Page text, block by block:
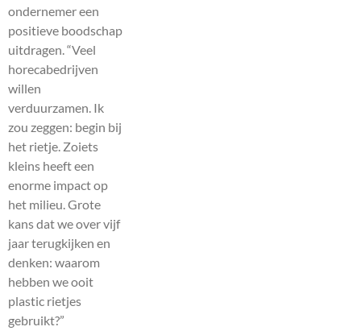
ondernemer een
positieve boodschap
uitdragen. “Veel
horecabedrijven
willen
verduurzamen. Ik
zou zeggen: begin bij
het rietje. Zoiets
kleins heeft een
enorme impact op
het milieu. Grote
kans dat we over vijf
jaar terugkijken en
denken: waarom
hebben we ooit
plastic rietjes
gebruikt?”